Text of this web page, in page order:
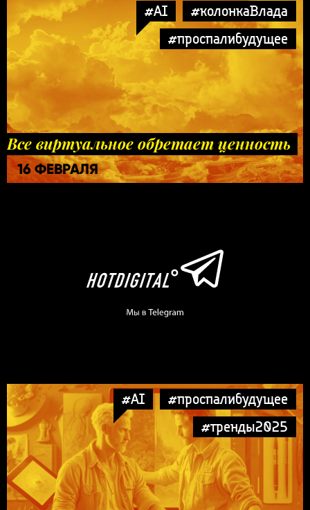
#AI
#колонкаВлада
#проспалибудущее
Все виртуальное обретает ценность
16 ФЕВРАЛЯ
#AI
#проспалибудущее
#тренды2025